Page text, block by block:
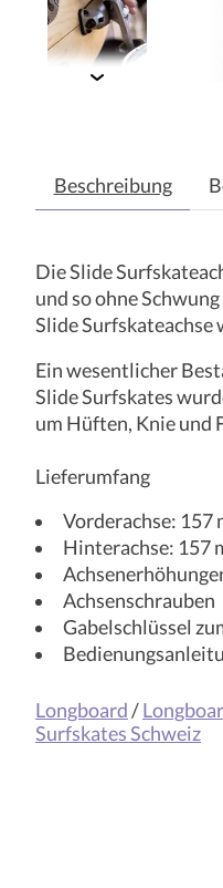
Beschreibung
Die Slide
und so ohne
Slide Surfskateachse
Ein wesentlicher
Slide Surfskates
um Hüften, Knie und
Lieferumfang
Vorderachse: 157
Hinterachse: 157
Achsenschrauben
Gabelschlüssel
Longboard/
Surfskates Schweiz